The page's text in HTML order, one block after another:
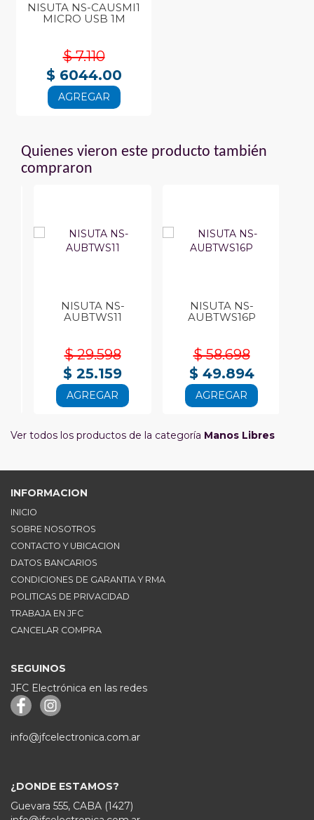
NISUTA NS-CAUSMI1
MICRO USB 1M
$ 7.110
$ 6044.00
AGREGAR
Quienes vieron este producto también
compraron
NISUTA NS-
AUBTWS11
$ 29.598
$ 25.159
AGREGAR
NISUTA NS-
AUBTWS16P
$ 58.698
$ 49.894
AGREGAR
Ver todos los productos de la categoría Manos Libres
INFORMACION
INICIO
SOBRE NOSOTROS
CONTACTO Y UBICACION
DATOS BANCARIOS
CONDICIONES DE GARANTIA Y RMA
POLITICAS DE PRIVACIDAD
TRABAJA EN JFC
CANCELAR COMPRA
SEGUINOS
JFC Electrónica en las redes
info@jfcelectronica.com.ar
¿DONDE ESTAMOS?
Guevara 555, CABA (1427)